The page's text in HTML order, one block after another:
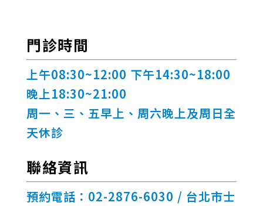
門診時間
上午08:30~12:00 下午14:30~18:00
晚上18:30~21:00
周一、三、五早上、周六晚上及周日全
天休診
聯絡資訊
預約電話：02-2876-6030 / 台北市士